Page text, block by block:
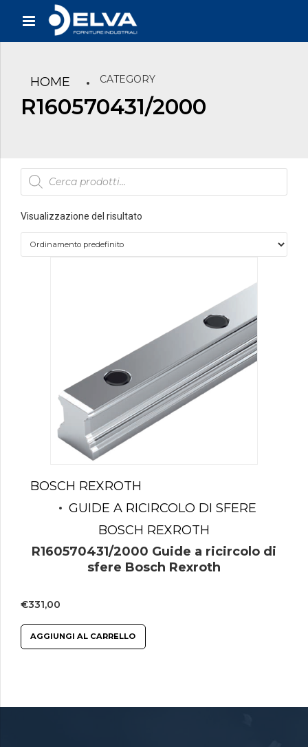
HOME CATEGORY
R160570431/2000
Products
search
Visualizzazione del risultato
BOSCH REXROTH
GUIDE A RICIRCOLO DI SFERE
BOSCH REXROTH
R160570431/2000 Guide a ricircolo di
sfere Bosch Rexroth
€331,00
AGGIUNGI AL CARRELLO